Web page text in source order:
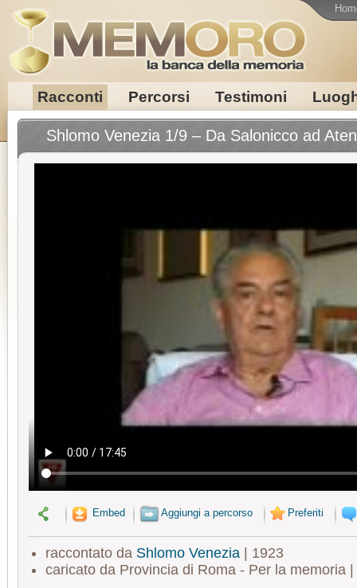
Racconti Percorsi Testimoni
Shlomo Venezia 1/9 – Da Salonicco ad
Embed Aggiungi a percorso Preferiti
raccontato da Shlomo Venezia| 1923
caricato da Provincia di Roma - Per la memoria